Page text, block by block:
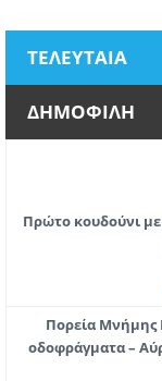
ΤΕΛΕΥΤΑΙΑ
ΔΗΜΟΦΙΛΗ
Πρώτο κουδούνι
Πορεία Μνήμης
οδοφράγματα –